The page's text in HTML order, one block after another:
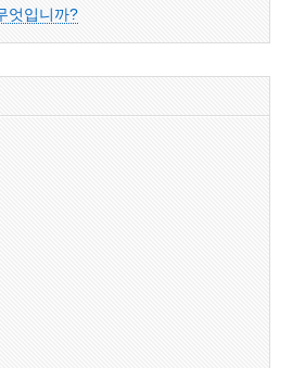
엇입니까?